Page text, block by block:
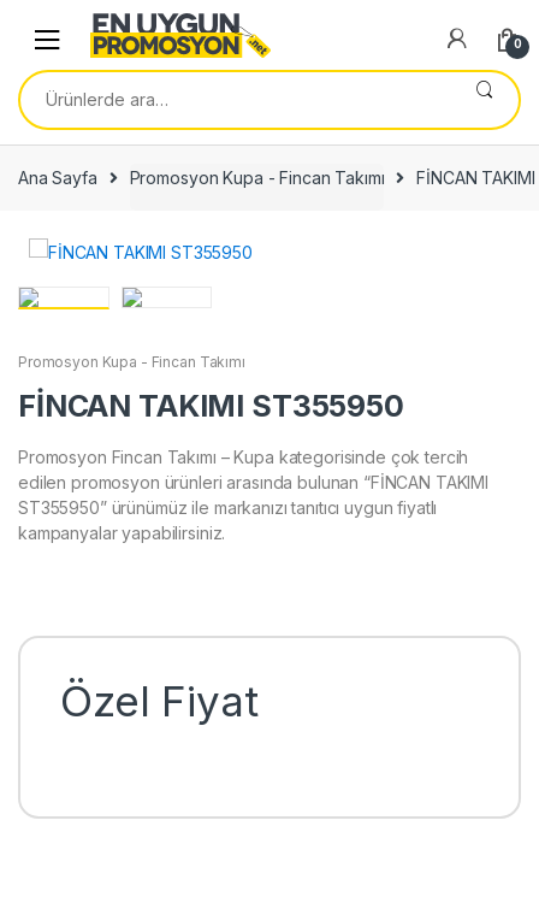
navigation
content
0
Ara:
Ana Sayfa Promosyon Kupa - Fincan Takımı FİNCAN
Promosyon Kupa - Fincan Takımı
FİNCAN TAKIMI ST355950
Promosyon Fincan Takımı – Kupa kategorisinde çok tercih
edilen promosyon ürünleri arasında bulunan “FİNCAN TAKIMI
ST355950” ürünümüz ile markanızı tanıtıcı uygun fiyatlı
kampanyalar yapabilirsiniz.
Özel Fiyat